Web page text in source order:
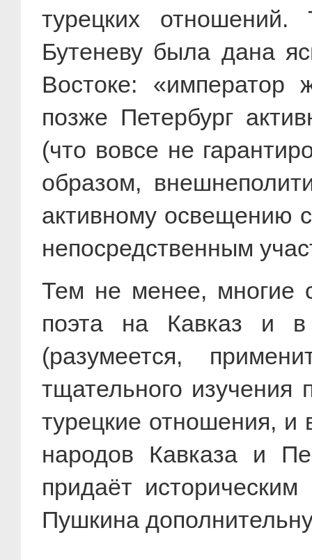
турецких
Бутеневу была дана
Востоке: «император
позже Петербург
(что вовсе не
образом,
активному освещению
непосредственным
Тем не менее, многие
поэта на Кавказ и
(разумеется,
тщательного
турецкие отношения, и
народов Кавказа и
придаёт
Пушкина